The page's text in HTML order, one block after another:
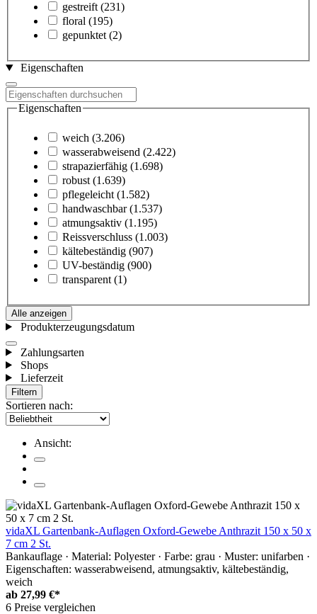
gestreift (231)
floral (195)
gepunktet (2)
Eigenschaften
Eigenschaften
weich (3.206)
wasserabweisend (2.422)
strapazierfähig (1.698)
robust (1.639)
pflegeleicht (1.582)
handwaschbar (1.537)
atmungsaktiv (1.195)
Reissverschluss (1.003)
kältebeständig (907)
UV-beständig (900)
transparent (1)
Alle anzeigen
Produkterzeugungsdatum
Zahlungsarten
Shops
Lieferzeit
Filtern
Sortieren nach:
Ansicht:
vidaXL Gartenbank-Auflagen Oxford-Gewebe Anthrazit 150 x 50 x
7 cm 2 St.
Bankauflage · Material: Polyester · Farbe: grau · Muster: unifarben ·
Eigenschaften: wasserabweisend, atmungsaktiv, kältebeständig,
weich
ab 27,99 €*
6 Preise vergleichen